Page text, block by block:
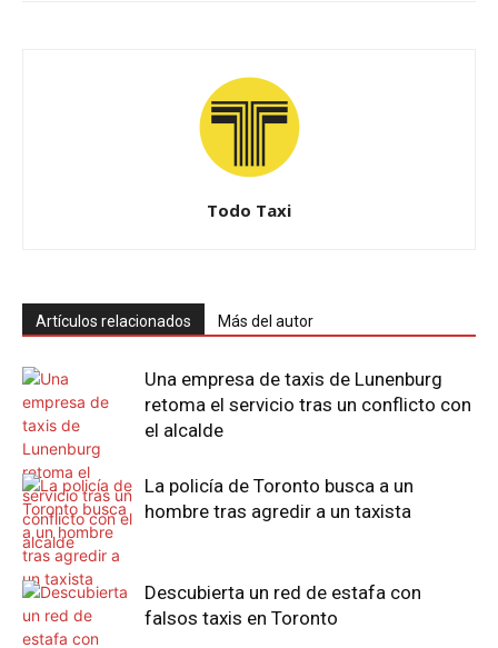
Todo Taxi
Artículos relacionados Más del autor
Una empresa de taxis de Lunenburg
retoma el servicio tras un conflicto con
el alcalde
La policía de Toronto busca a un
hombre tras agredir a un taxista
Descubierta un red de estafa con
falsos taxis en Toronto